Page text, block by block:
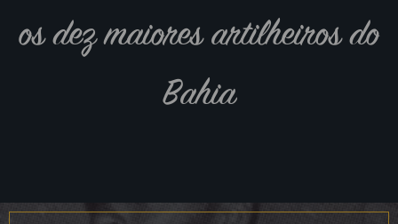
os dez maiores artilheiros do
Bahia